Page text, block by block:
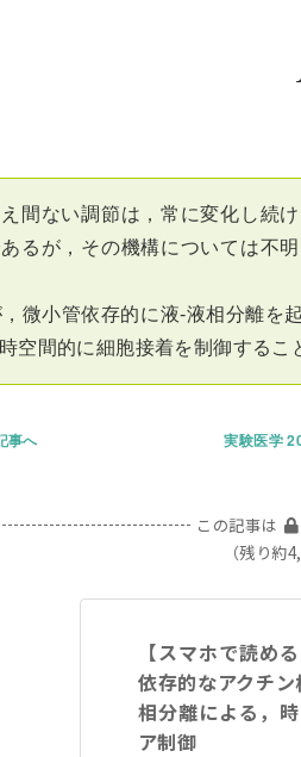
え間ない調節は，常に変化し続
るが，その機構については不
微小管依存的に液-液相分離を
空間的に細胞接着を制御するこ
事へ 実験医学
この記事は
（残り約
【スマホで読め
依存的なアクチ
相分離による，
ア制御